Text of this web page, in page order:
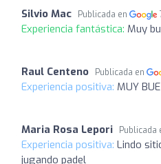
Silvio Mac Publicada en
Experiencia fantástica: Muy
Raul Centeno Publicada en
Experiencia positiva: MUY
Maria Rosa Lepori Publicada
Experiencia positiva: Lindo
jugando padel